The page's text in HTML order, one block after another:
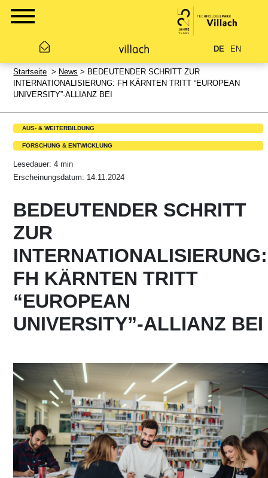
DE EN
Startseite > News > BEDEUTENDER SCHRITT ZUR
INTERNATIONALISIERUNG: FH KÄRNTEN TRITT “EUROPEAN
UNIVERSITY”-ALLIANZ BEI
AUS- & WEITERBILDUNG
FORSCHUNG & ENTWICKLUNG
Lesedauer: 4 min
Erscheinungsdatum: 14.11.2024
BEDEUTENDER SCHRITT
ZUR
INTERNATIONALISIERUNG:
FH KÄRNTEN TRITT
“EUROPEAN
UNIVERSITY”-ALLIANZ BEI